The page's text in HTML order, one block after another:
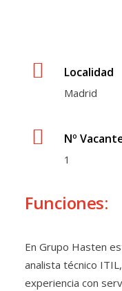
Localidad
Madrid
Nº
1
Funciones:
En Grupo Hasten
analista técnico
experiencia con